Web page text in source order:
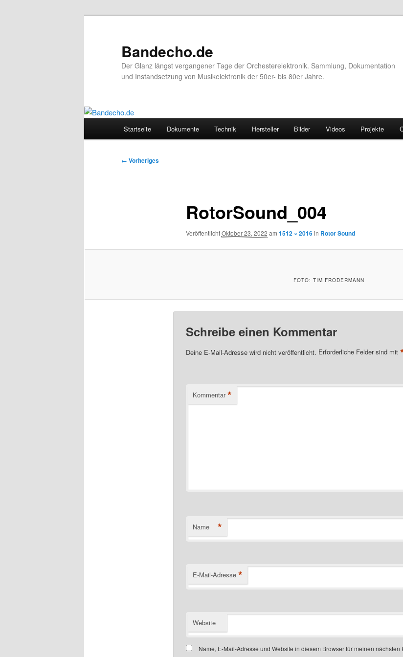
Bandecho.de
Der Glanz längst vergangener Tage der Orchesterelektronik. Sammlung, Dokumentation
und Instandsetzung von Musikelektronik der 50er- bis 80er Jahre.
Startseite Dokumente Technik Hersteller Bilder Videos Projekte
Bilder-
← Vorheriges
RotorSound_004
VeröffentlichtOktober 23, 2022 am 1512 × 2016in Rotor Sound
FOTO: TIM FRODERMANN
Schreibe einen Kommentar
Deine E-Mail-Adresse wird nicht veröffentlicht. Erforderliche Felder sind mit
Kommentar *
Name *
E-Mail-Adresse *
Website
Name, E-Mail-Adresse und Website in diesem Browser für meinen nächsten